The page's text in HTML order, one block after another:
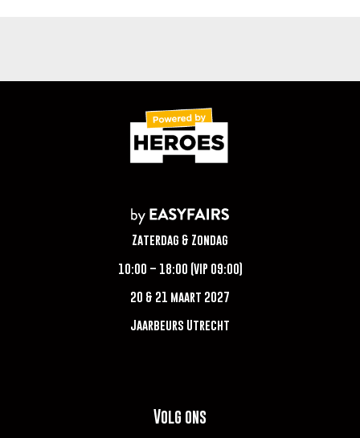
Zaterdag & Zondag
10:00 – 18:00 (VIP 09:00)
20 & 21 maart 2027
Jaarbeurs Utrecht
Volg ons